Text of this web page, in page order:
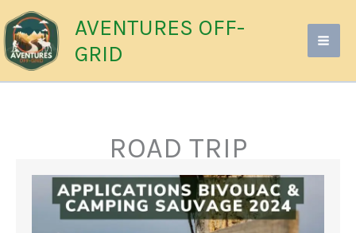
Aller
au
contenu
AVENTURES OFF-
GRID
ROAD TRIP